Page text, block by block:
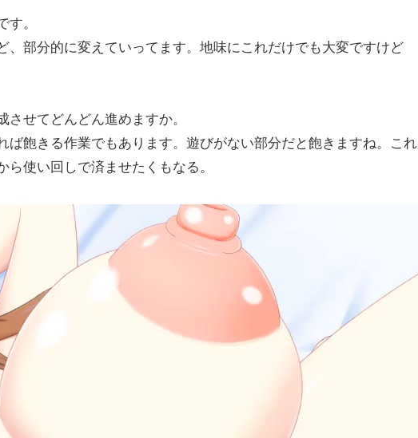
。
、部分的に変えていってます。地味にこれだけでも大変ですけど
せてどんどん進めますか。
ば飽きる作業でもあります。遊びがない部分だと飽きますね。これ
使い回しで済ませたくもなる。